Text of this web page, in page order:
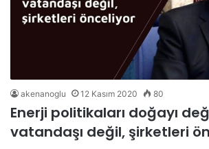
akenanoglu 12 Kasım 2020 80
Enerji politikaları doğayı
vatandaşı değil, şirketleri